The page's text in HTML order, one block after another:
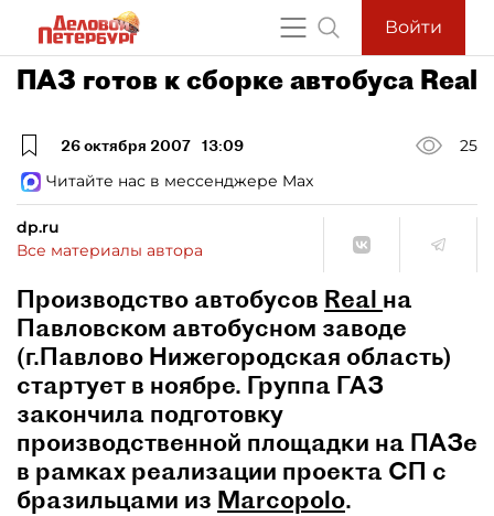
Войти
ПАЗ готов к сборке автобуса Real
26 октября 2007 13:09
25
Читайте нас в мессенджере Max
dp.ru
Все материалы автора
Производство автобусов Real на
Павловском автобусном заводе
(г.Павлово Нижегородская область)
стартует в ноябре. Группа ГАЗ
закончила подготовку
производственной площадки на ПАЗе
в рамках реализации проекта СП с
бразильцами из Marcopolo.